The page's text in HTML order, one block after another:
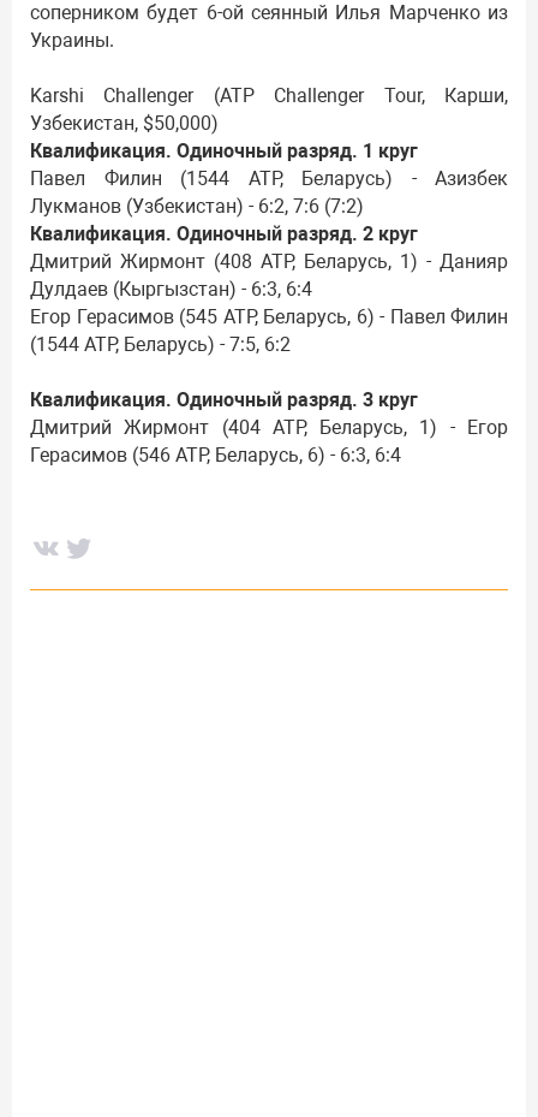
соперником будет 6-ой сеянный Илья Марченко из
Украины.
Karshi Challenger (ATP Challenger Tour, Карши,
Узбекистан, $50,000)
Квалификация. Одиночный разряд. 1 круг
Павел Филин (1544 ATP, Беларусь) - Азизбек
Лукманов (Узбекистан) - 6:2, 7:6 (7:2)
Квалификация. Одиночный разряд. 2 круг
Дмитрий Жирмонт (408 ATP, Беларусь, 1) - Данияр
Дулдаев (Кыргызстан) - 6:3, 6:4
Егор Герасимов (545 ATP, Беларусь, 6) - Павел Филин
(1544 ATP, Беларусь) - 7:5, 6:2
Квалификация. Одиночный разряд. 3 круг
Дмитрий Жирмонт (404 ATP, Беларусь, 1) - Егор
Герасимов (546 ATP, Беларусь, 6) - 6:3, 6:4